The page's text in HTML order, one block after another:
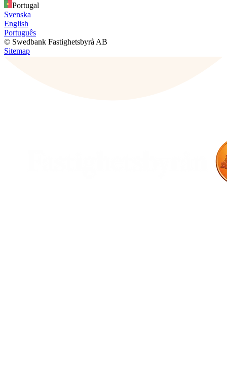
Portugal
Svenska
English
Português
© Swedbank Fastighetsbyrå AB
Sitemap